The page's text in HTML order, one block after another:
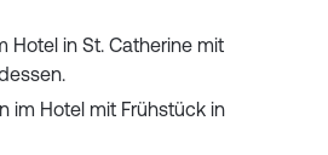
Hotel in St. Catherine mit
im Hotel mit Frühstück in